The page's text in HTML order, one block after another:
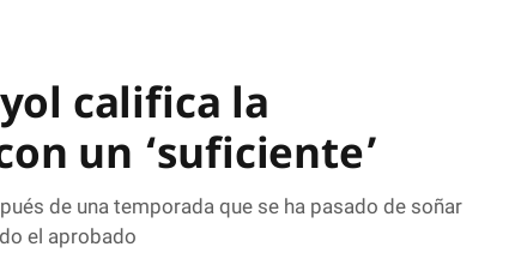
califica la
un ‘suficiente’
de una temporada que se ha pasado de soñar
el aprobado